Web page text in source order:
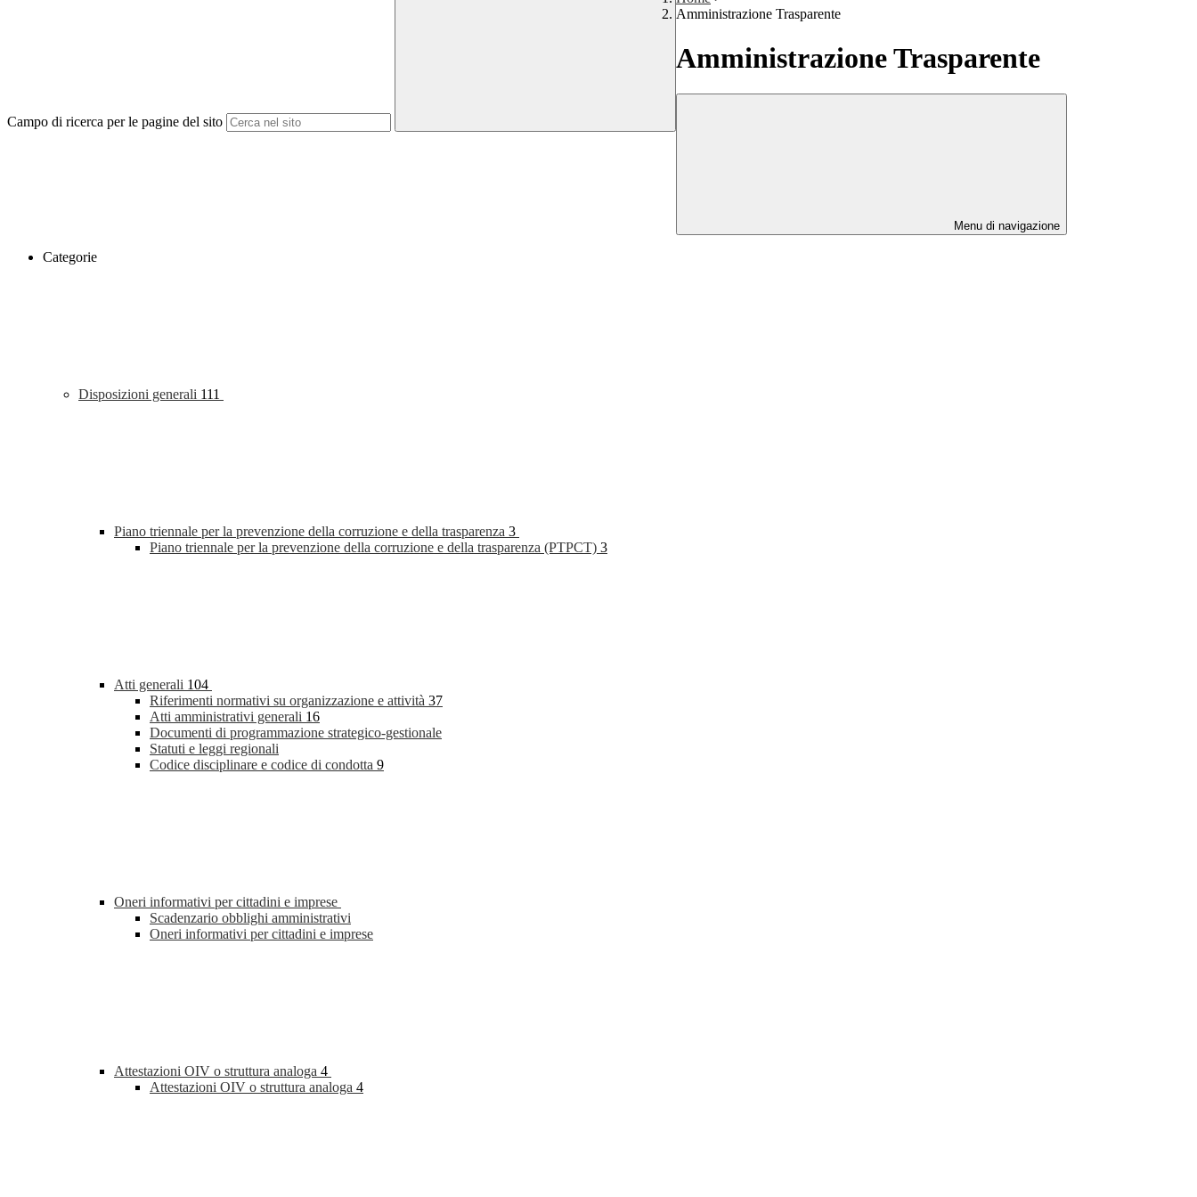
Campo di ricerca per le pagine del sito
Amministrazione Trasparente
Amministrazione Trasparente
Menu di navigazione
Categorie
Disposizioni generali 111
Piano triennale per la prevenzione della corruzione e della trasparenza 3
Piano triennale per la prevenzione della corruzione e della trasparenza (PTPCT) 3
Atti generali 104
Riferimenti normativi su organizzazione e attività 37
Atti amministrativi generali 16
Documenti di programmazione strategico-gestionale
Statuti e leggi regionali
Codice disciplinare e codice di condotta 9
Oneri informativi per cittadini e imprese
Scadenzario obblighi amministrativi
Oneri informativi per cittadini e imprese
Attestazioni OIV o struttura analoga 4
Attestazioni OIV o struttura analoga 4